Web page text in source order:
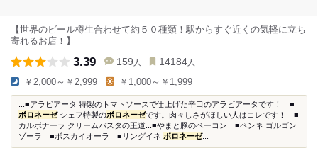
【世界のビール樽生合わせて約５０種類！駅からすぐ近くの気軽に立ち
寄れるお店！】
3.39 159 人 14184 人
￥2,000～￥2,999 ￥1,000～￥1,999
...■アラビアータ 特製のトマトソースで仕上げた辛口のアラビアータです！ ■
ボロネーゼシェフ特製のボロネーゼです。肉々しさがほしい人はコレです！ ■
カルボナーラ クリームパスタの王道...■やまと豚のベーコン ■ペンネ ゴルゴン
ゾーラ ■ボスカイオーラ ■リングイネ ボロネーゼ...